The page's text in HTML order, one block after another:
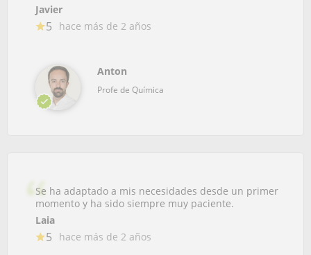
Javier
5 hace más de 2 años
Anton
Profe de Química
Se ha adaptado a mis necesidades desde un primer
momento y ha sido siempre muy paciente.
Laia
5 hace más de 2 años